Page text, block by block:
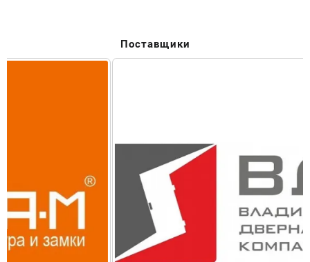
Поставщики